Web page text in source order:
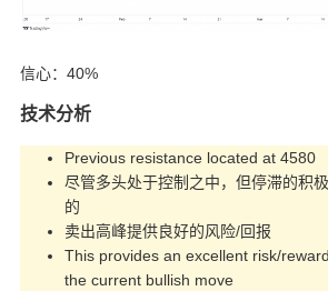
信心：40%
技术分析
Previous resistance located at 4580
尽管多头处于控制之中，但停滞的积
的
卖出高峰提供良好的风险/回报
This provides an excellent risk/
the current bullish move